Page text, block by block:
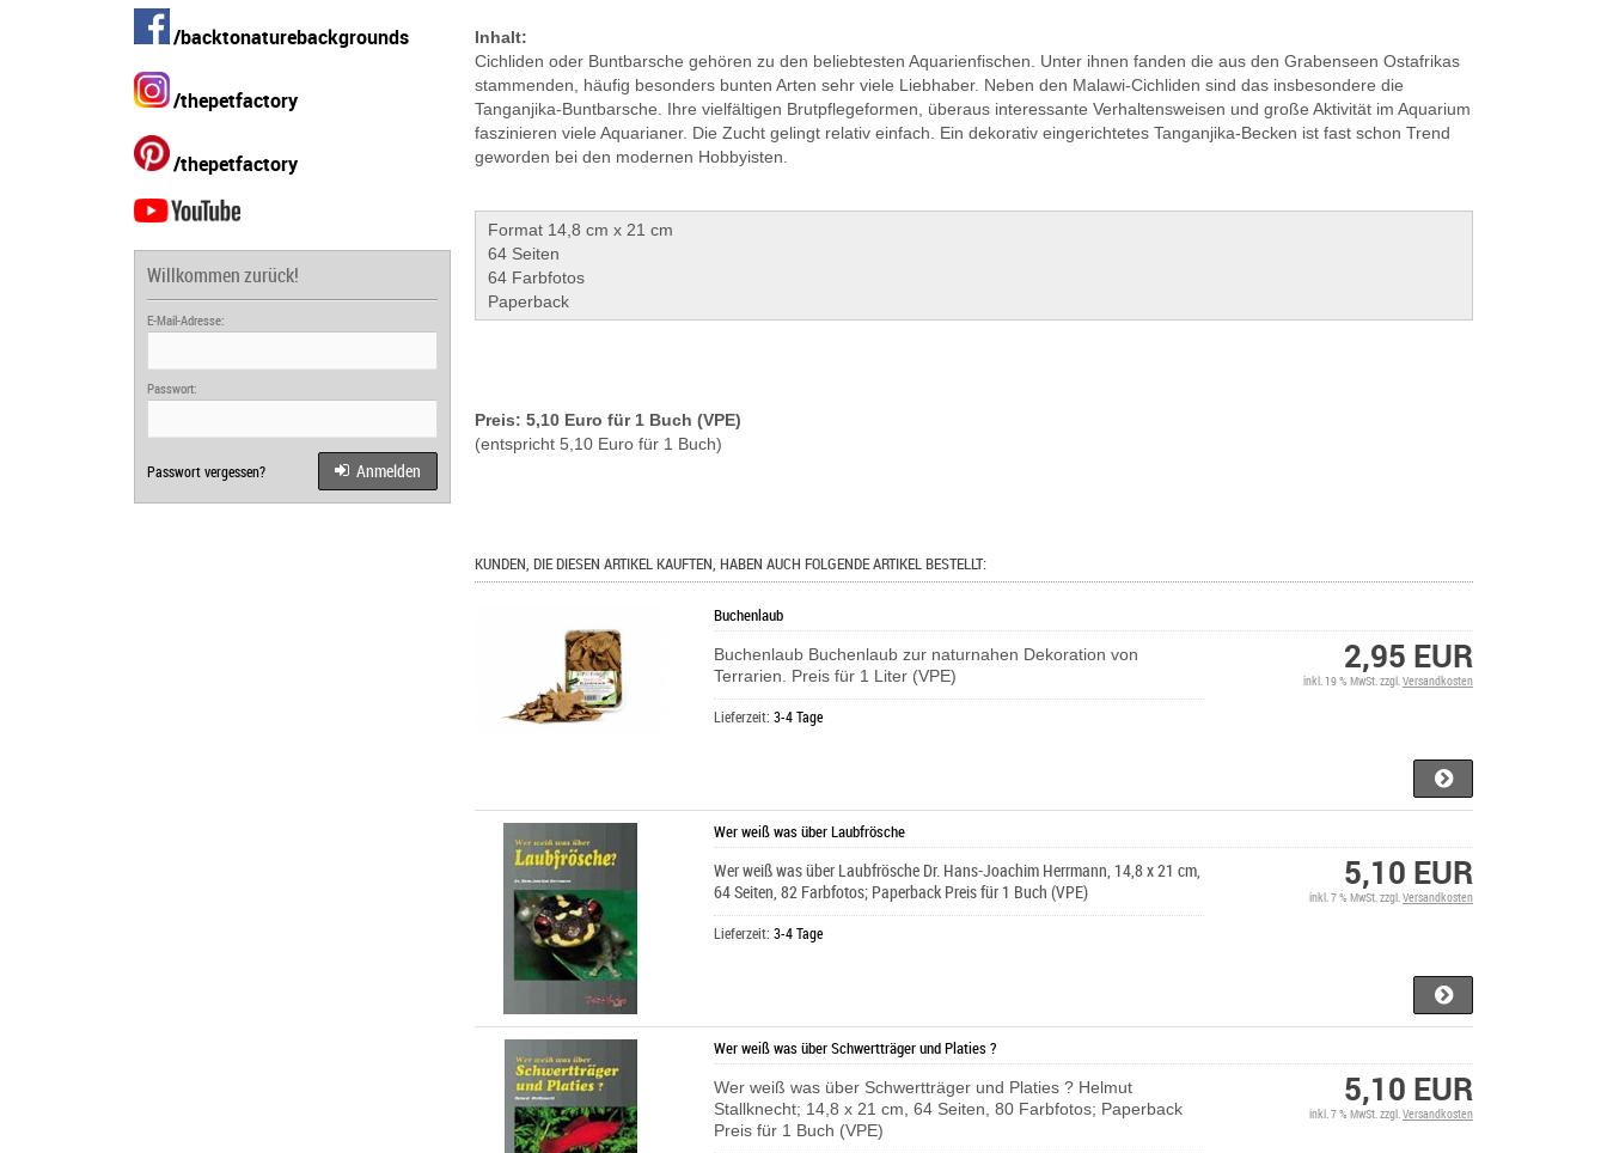
Inhalt:
Cichliden oder Buntbarsche gehören zu den beliebtesten Aquarienfischen. Unter ihnen fanden die aus den Grabenseen Ostafrikas
stammenden, häufig besonders bunten Arten sehr viele Liebhaber. Neben den Malawi-Cichliden sind das insbesondere die
Tanganjika-Buntbarsche. Ihre vielfältigen Brutpflegeformen, überaus interessante Verhaltensweisen und große Aktivität im Aquarium
faszinieren viele Aquarianer. Die Zucht gelingt relativ einfach. Ein dekorativ eingerichtetes Tanganjika-Becken ist fast schon Trend
geworden bei den modernen Hobbyisten.
Format 14,8 cm x 21 cm
64 Seiten
64 Farbfotos
Paperback
Preis: 5,10 Euro für 1 Buch (VPE)
(entspricht 5,10 Euro für 1 Buch)
KUNDEN, DIE DIESEN ARTIKEL KAUFTEN, HABEN AUCH FOLGENDE ARTIKEL BESTELLT:
Buchenlaub
Buchenlaub Buchenlaub zur naturnahen Dekoration von
Terrarien. Preis für 1 Liter (VPE)
Lieferzeit:3-4 Tage
2,95 EUR
inkl. 19 % MwSt. zzgl.Versandkosten
Wer weiß was über Laubfrösche
Wer weiß was über Laubfrösche Dr. Hans-Joachim Herrmann, 14,8 x 21 cm,
64 Seiten, 82 Farbfotos; Paperback Preis für 1 Buch (VPE)
Lieferzeit:3-4 Tage
5,10 EUR
inkl. 7 % MwSt. zzgl.Versandkosten
Wer weiß was über Schwertträger und Platies ?
Wer weiß was über Schwertträger und Platies ? Helmut
Stallknecht; 14,8 x 21 cm, 64 Seiten, 80 Farbfotos; Paperback
Preis für 1 Buch (VPE)
5,10 EUR
inkl. 7 % MwSt. zzgl.Versandkosten
/backtonaturebackgrounds
/thepetfactory
/thepetfactory
Willkommen zurück!
E-Mail-Adresse:
Passwort:
Passwort vergessen? Anmelden